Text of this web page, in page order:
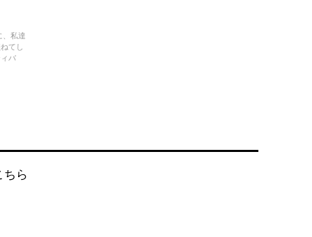
、私達
てし
バ
ちら